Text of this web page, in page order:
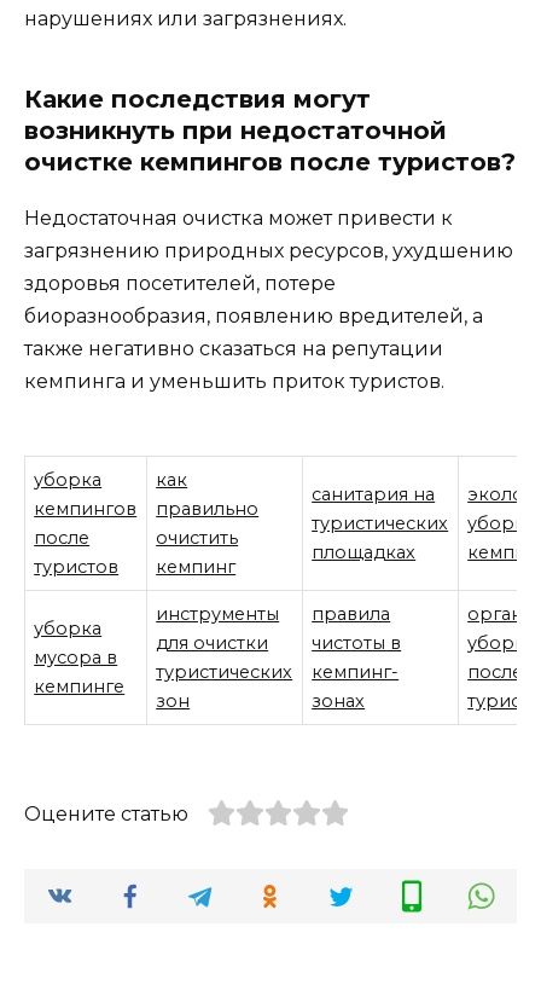
нарушениях или загрязнениях.
Какие последствия могут
возникнуть при недостаточной
очистке кемпингов после туристов?
Недостаточная очистка может привести к
загрязнению природных ресурсов, ухудшению
здоровья посетителей, потере
биоразнообразия, появлению вредителей, а
также негативно сказаться на репутации
кемпинга и уменьшить приток туристов.
уборка
кемпингов
после
туристов
как
правильно
очистить
кемпинг
санитария на
туристических
площадках
уборка
уборка
мусора в
кемпинге
инструменты
для очистки
туристических
зон
правила
чистоты в
кемпинг-
зонах
уборки
после
Оцените статью